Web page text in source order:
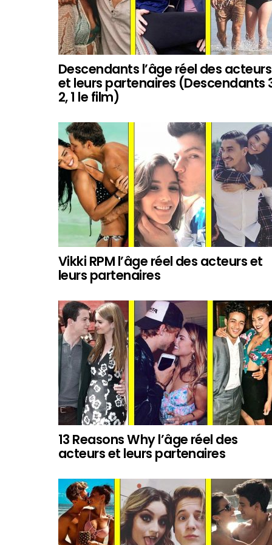
Descendants l’âge réel des acteurs
et leurs partenaires (Descendants
2, 1 le film)
Vikki RPM l’âge réel des acteurs et
leurs partenaires
13 Reasons Why l’âge réel des
acteurs et leurs partenaires